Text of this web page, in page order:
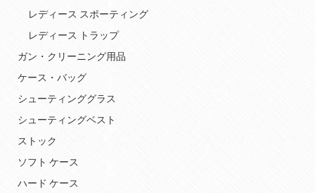
レディース スポーティング
レディース トラップ
ガン・クリーニング用品
ケース・バッグ
シューティンググラス
シューティングベスト
ストック
ソフト ケース
ハード ケース